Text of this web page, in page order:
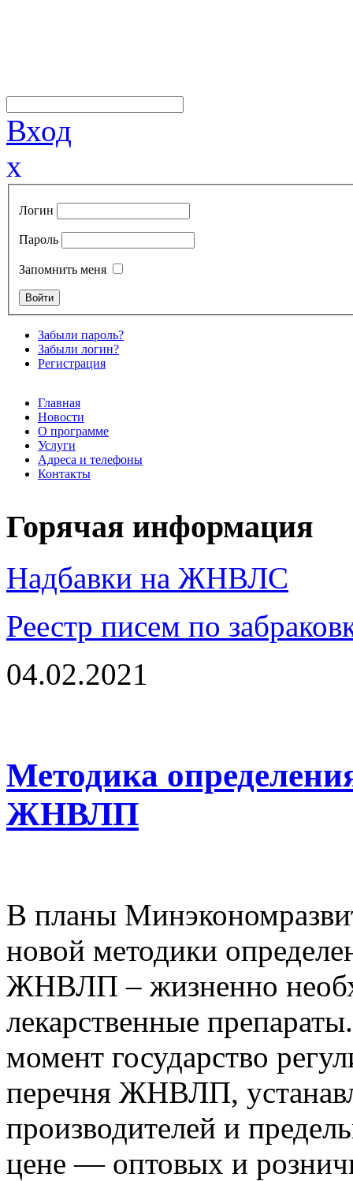
Вход
x
Логин
Пароль
Запомнить меня
Забыли пароль?
Забыли логин?
Регистрация
Главная
Новости
О программе
Услуги
Адреса и телефоны
Контакты
Горячая информация
Надбавки на ЖНВЛС
Реестр писем по
04.02.2021
Методика
ЖНВЛП
В планы
новой методики
ЖНВЛП – жизненно
лекарственные
момент государство
перечня ЖНВЛП,
производителей и
цене — оптовых и